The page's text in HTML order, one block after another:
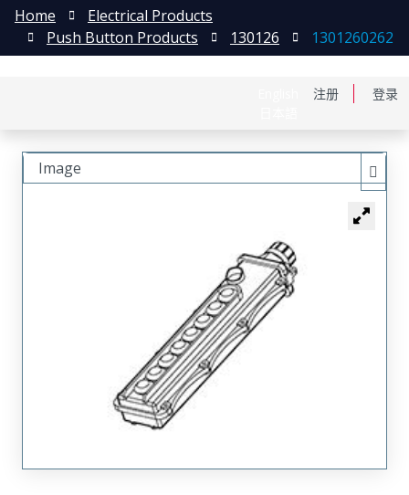
注册 登录
Home
Electrical Products
Push Button Products
130126 1301260262
Image